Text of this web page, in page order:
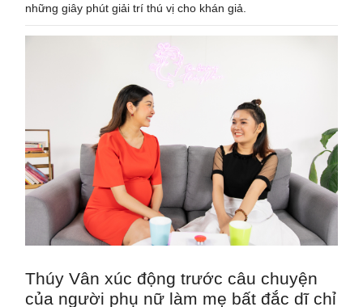
những giây phút giải trí thú vị cho khán giả.
Thúy Vân xúc động trước câu chuyện
của người phụ nữ làm mẹ bất đắc dĩ chỉ